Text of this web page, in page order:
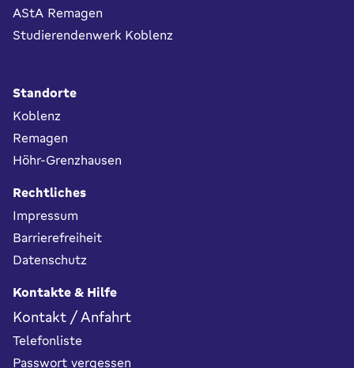
AStA Remagen
Studierendenwerk Koblenz
Standorte
Koblenz
Remagen
Höhr-Grenzhausen
Rechtliches
Impressum
Barrierefreiheit
Datenschutz
Kontakte & Hilfe
Kontakt / Anfahrt
Telefonliste
Passwort vergessen